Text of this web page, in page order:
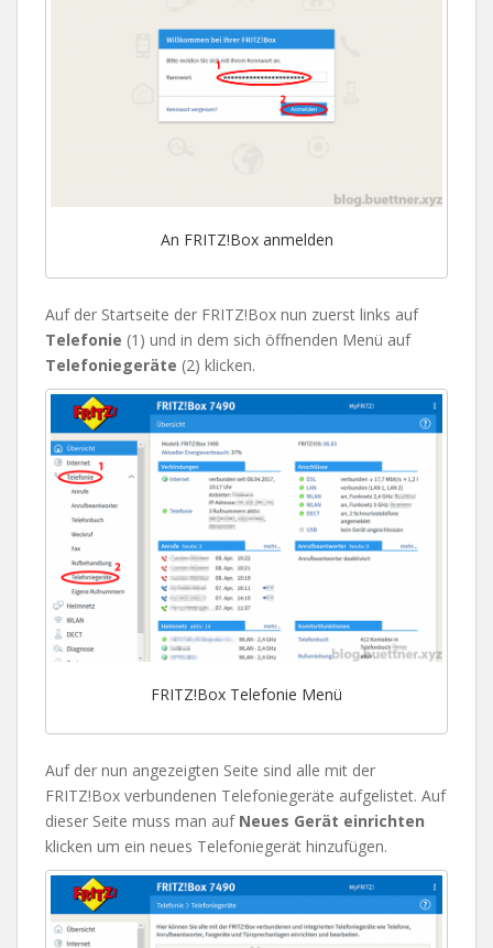
An FRITZ!Box anmelden
Auf der Startseite der FRITZ!Box nun zuerst links auf
Telefonie (1) und in dem sich öffnenden Menü auf
Telefoniegeräte (2) klicken.
FRITZ!Box Telefonie Menü
Auf der nun angezeigten Seite sind alle mit der
FRITZ!Box verbundenen Telefoniegeräte aufgelistet. Auf
dieser Seite muss man auf Neues Gerät einrichten
klicken um ein neues Telefoniegerät hinzufügen.